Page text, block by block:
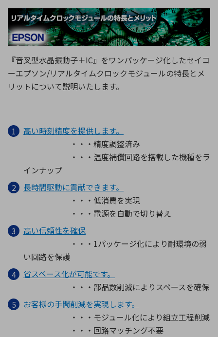
ロボティクス（AI）
データセンタ・クラウド
ブログ｜ここから始まる最新技術
品質管理・検査
接着・接合
レーダ・衛星通信
照射
シミュレーター
環境構築・開発システム
半導体・電子部品小ロット
民生 医療
ICTソリューション 組立・ロボティクス
レーザー・光学部品
特定用途向け・その他
医療機器
アルファベット順
A B C
D
E
F G
H
I
J K
L
U
V
『音叉型水晶振動子＋IC』をワンパッケージ化したセイコ
ーエプソン/リアルタイムクロックモジュールの特長とメ
リットについて説明いたします。
高い時刻精度を提供します。
・・・精度調整済み
・・・温度補償回路を搭載した機種をラ
インナップ
長時間駆動に貢献できます。
・・・低消費を実現
・・・電源を自動で切り替え
高い信頼性を確保
・・・1パッケージ化により耐環境の弱
い回路を保護
省スペース化が可能です。
・・・部品数削減によりスペースを確保
お客様の手間削減を実現します。
・・・モジュール化により組立工程削減
・・・回路マッチング不要